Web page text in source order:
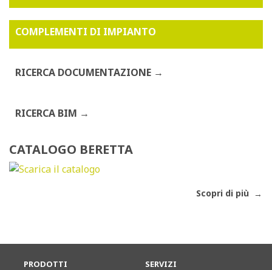
COMPLEMENTI DI IMPIANTO
RICERCA DOCUMENTAZIONE
RICERCA BIM
CATALOGO BERETTA
Scopri di più
PRODOTTI SERVIZI